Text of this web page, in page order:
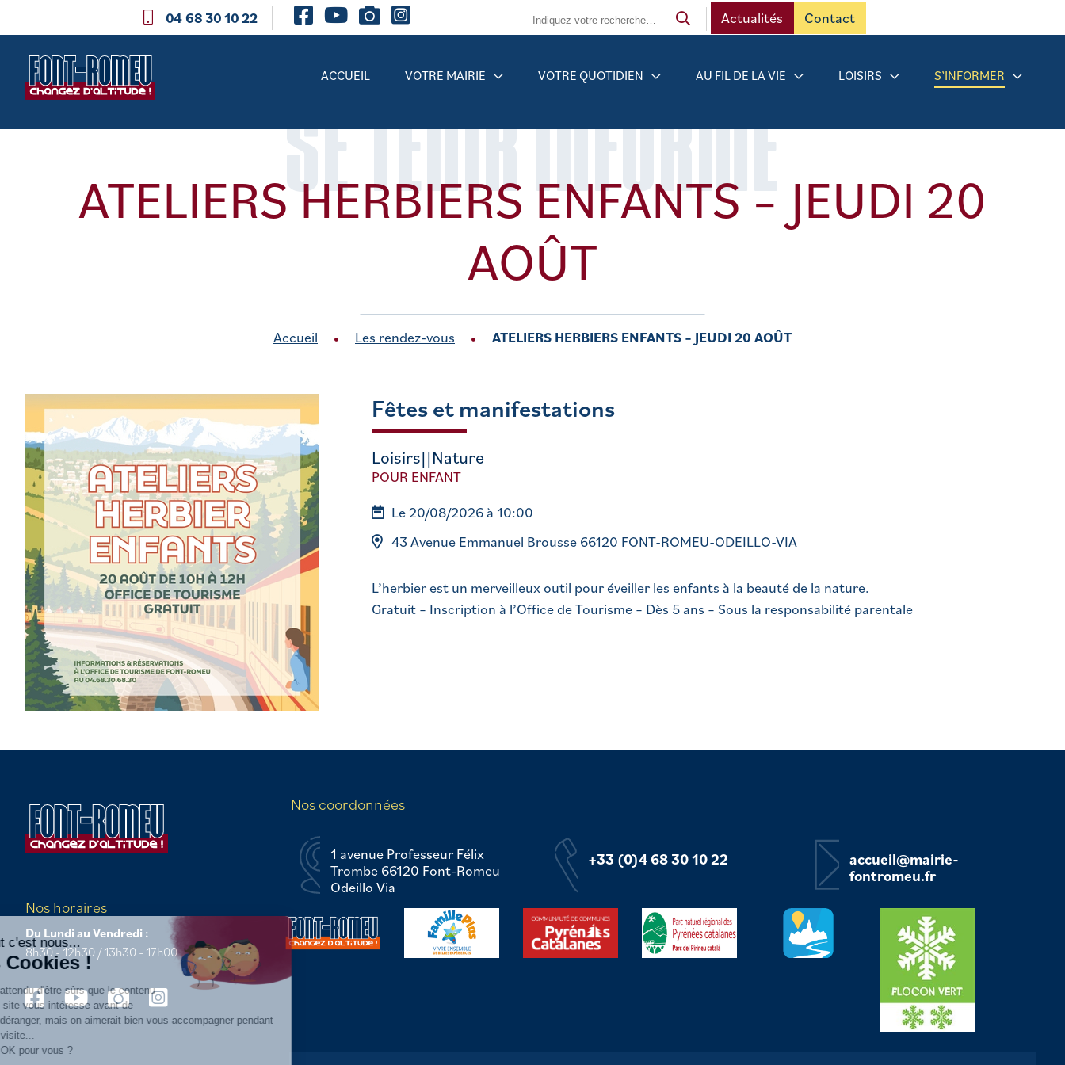
04 68 30 10 22 Contact
Actualités
ACCUEIL VOTRE MAIRIE VOTRE QUOTIDIEN AU FIL DE LA VIE LOISIRS S’INFORMER
SE TENIR INFORMÉ
ATELIERS HERBIERS ENFANTS – JEUDI 20
AOÛT
Accueil Les rendez-vous ATELIERS HERBIERS ENFANTS – JEUDI 20 AOÛT
Fêtes et manifestations
Loisirs||Nature
POUR ENFANT
Le 20/08/2026 à 10:00
43 Avenue Emmanuel Brousse 66120 FONT-ROMEU-ODEILLO-VIA
L’herbier est un merveilleux outil pour éveiller les enfants à la beauté de la nature.
Gratuit – Inscription à l’Office de Tourisme – Dès 5 ans – Sous la responsabilité parentale
Nos horaires
Du Lundi au Vendredi :
8h30 - 12h30 / 13h30 - 17h00
Nos coordonnées
1 avenue Professeur Félix
Trombe 66120 Font-Romeu
Odeillo Via
+33 (0)4 68 30 10 22
accueil@mairie-
fontromeu.fr
Salut c'est nous...
les Cookies !
On a attendu d'être sûrs que le contenu
de ce site vous intéresse avant de
vous déranger, mais on aimerait bien vous accompagner pendant
C'est OK pour vous ?